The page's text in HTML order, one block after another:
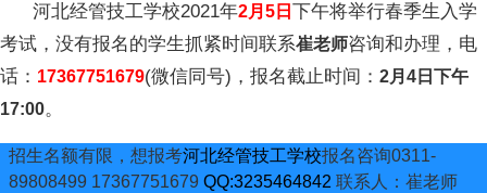
河北经管技工学校2021年2月5日 下午将举行春季生入学
考试，没有报名的学生抓紧时间联系崔老师咨询和办理，电
话： 17367751679(微信同号)，报名截止时间： 2月4日下午
17:00。
招生名额有限，想报考河北经管技工学校报名咨询0311-
89808499 17367751679 QQ:3235464842 联系人：崔老师